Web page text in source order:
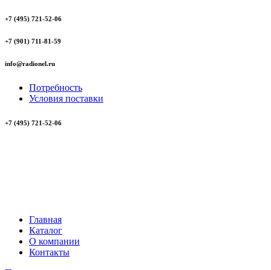
+7 (495) 721-52-06
+7 (901) 711-81-59
info@radionel.ru
Потребность
Условия поставки
+7 (495) 721-52-06
Главная
Каталог
О компании
Контакты